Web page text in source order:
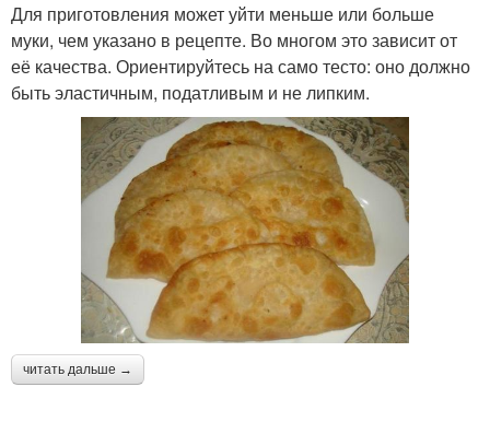
Для приготовления может уйти меньше или больше
муки, чем указано в рецепте. Во многом это зависит от
её качества. Ориентируйтесь на само тесто: оно должно
быть эластичным, податливым и не липким.
читать дальше →